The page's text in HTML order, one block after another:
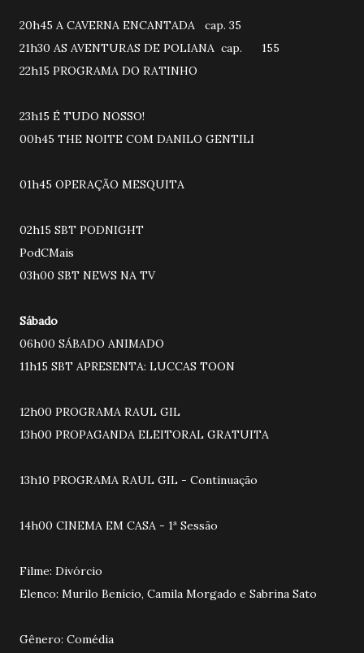
20h45 A CAVERNA ENCANTADA cap. 35
21h30 AS AVENTURAS DE POLIANA cap. 155
22h15 PROGRAMA DO RATINHO
23h15 É TUDO NOSSO!
00h45 THE NOITE COM DANILO GENTILI
01h45 OPERAÇÃO MESQUITA
02h15 SBT PODNIGHT
PodCMais
03h00 SBT NEWS NA TV
Sábado
06h00 SÁBADO ANIMADO
11h15 SBT APRESENTA: LUCCAS TOON
12h00 PROGRAMA RAUL GIL
13h00 PROPAGANDA ELEITORAL GRATUITA
13h10 PROGRAMA RAUL GIL - Continuação
14h00 CINEMA EM CASA - 1ª Sessão
Filme: Divórcio
Elenco: Murilo Benício, Camila Morgado e Sabrina Sato
Gênero: Comédia